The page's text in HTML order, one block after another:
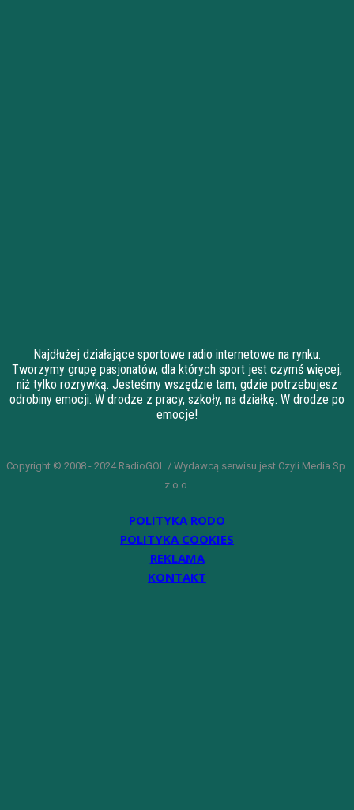
Najdłużej działające sportowe radio internetowe na rynku.
Tworzymy grupę pasjonatów, dla których sport jest czymś więcej,
niż tylko rozrywką. Jesteśmy wszędzie tam, gdzie potrzebujesz
odrobiny emocji. W drodze z pracy, szkoły, na działkę. W drodze po
emocje!
Copyright © 2008 - 2024 RadioGOL / Wydawcą serwisu jest Czyli Media Sp.
z o.o.
POLITYKA RODO
POLITYKA COOKIES
REKLAMA
KONTAKT